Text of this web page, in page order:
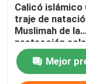
Calicó islámico
traje de
Muslimah de la
protección
traje de baño
musulmán de
mujeres
Mejor